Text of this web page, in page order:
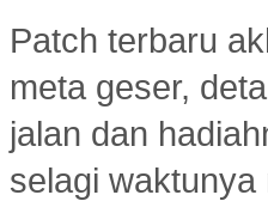
Patch terbaru
meta geser,
jalan dan
selagi waktunya